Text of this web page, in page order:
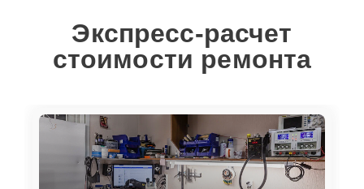
Экспресс-расчет
стоимости ремонта